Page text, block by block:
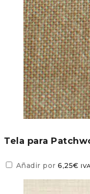
Tela para
Añadir por 6,25€